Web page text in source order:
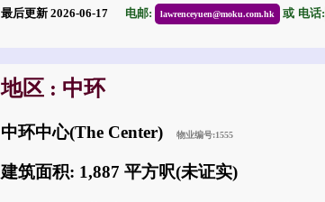
最后更新 2026-06-17 电邮: lawrenceyuen@moku.com.hk 或 电话:
地区 : 中环
中环中心(The Center) 物业编号:1555
建筑面积: 1,887 平方呎(未证实)